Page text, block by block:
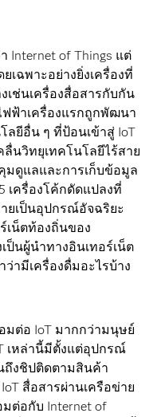
Internet of Things แต่
ฉพาะอย่างยิ่งเครื่องที่
เช่นเครื่องสื่อสารกับกัน
ฟฟ้าเครื่องแรกถูกพัฒนา
ลยีอื่น ๆ ที่ป้อนเข้าสู่ IoT
นวิทยุเทคโนโลยีไร้สาย
มดูแลและการเก็บข้อมูล
เครื่องโค้กดัดแปลงที่
ยเป็นอุปกรณ์อัจฉริยะ
เน็ตท้องถิ่นของ
ป็นผู้นำทางอินเทอร์เน็ต
ามีเครื่องดื่มอะไรบ้าง
มต่อ IoT มากกว่ามนุษย์
เหล่านี้มีตั้งแต่อุปกรณ์
ถึงชิปติดตามสินค้า
สื่อสารผ่านเครือข่าย
ต่อกับ Internet of